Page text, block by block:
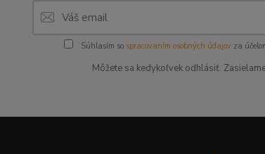
Súhlasím so spracovaním osobných údajovza
Môžete sa kedykoľvek odhlásiť.